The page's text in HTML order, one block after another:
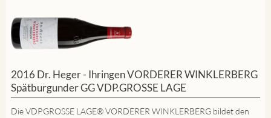
2016 Dr. Heger - Ihringen VORDERER WINKLERBERG
Spätburgunder GG VDP.GROSSE LAGE
Die VDP.GROSSE LAGE® VORDERER WINKLERBERG bildet den